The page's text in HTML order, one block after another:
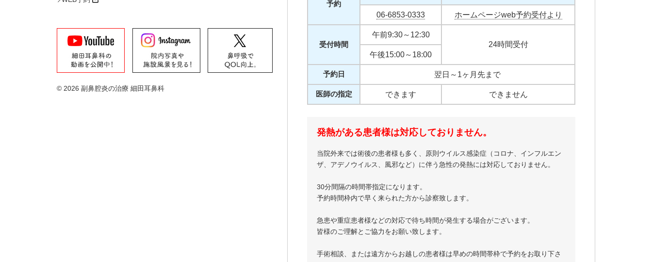
© 2026 副鼻腔炎の治療 細田耳鼻科
予約
06-6853-0333 ホームページweb予約受付より
受付時間
午前9:30～12:30
24時間受付
午後15:00～18:00
予約日 翌日～1ヶ月先まで
医師の指定 できます できません
発熱がある患者様は対応しておりません。
当院外来では術後の患者様も多く、原則ウイルス感染症（コロナ、インフルエン
ザ、アデノウイルス、風邪など）に伴う急性の発熱には対応しておりません。
30分間隔の時間帯指定になります。
予約時間枠内で早く来られた方から診察致します。
急患や重症患者様などの対応で待ち時間が発生する場合がございます。
皆様のご理解とご協力をお願い致します。
手術相談、または遠方からお越しの患者様は早めの時間帯枠で予約をお取り下さ